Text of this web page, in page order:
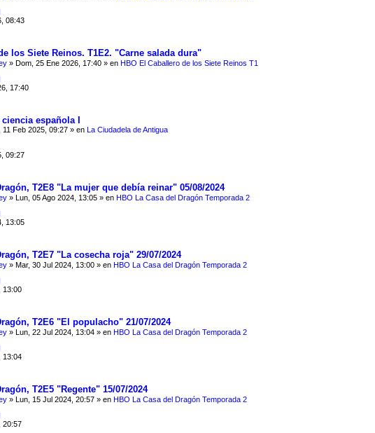
08:43
los Siete Reinos. T1E2. "Carne salada dura"
» Dom, 25 Ene 2026, 17:40 » en HBO El Caballero de los Siete Reinos T1
17:40
española I
11 Feb 2025, 09:27 » en La Ciudadela de Antigua
09:27
T2E8 "La mujer que debía reinar" 05/08/2024
» Lun, 05 Ago 2024, 13:05 » en HBO La Casa del Dragón Temporada 2
13:05
T2E7 "La cosecha roja" 29/07/2024
» Mar, 30 Jul 2024, 13:00 » en HBO La Casa del Dragón Temporada 2
13:00
T2E6 "El populacho" 21/07/2024
» Lun, 22 Jul 2024, 13:04 » en HBO La Casa del Dragón Temporada 2
13:04
T2E5 "Regente" 15/07/2024
» Lun, 15 Jul 2024, 20:57 » en HBO La Casa del Dragón Temporada 2
20:57